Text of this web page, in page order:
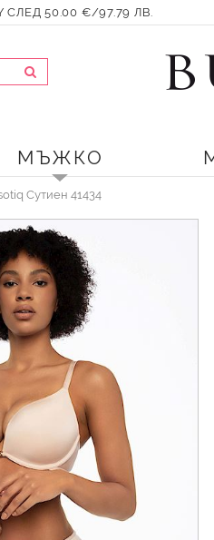
СЛЕД 50.00 €/97.79 ЛВ.
МЪЖКО
Сутиен 41434